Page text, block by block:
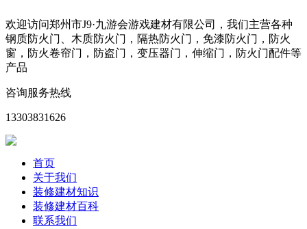
欢迎访问郑州市J9·九游会游戏建材有限公司，我们主营各种
钢质防火门、木质防火门，隔热防火门，免漆防火门，防火
窗，防火卷帘门，防盗门，变压器门，伸缩门，防火门配件等
产品
咨询服务热线
13303831626
首页
关于我们
装修建材知识
装修建材百科
联系我们